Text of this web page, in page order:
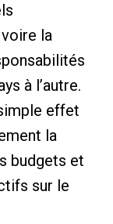
la
à l’autre.
effet
la
budgets et
sur le